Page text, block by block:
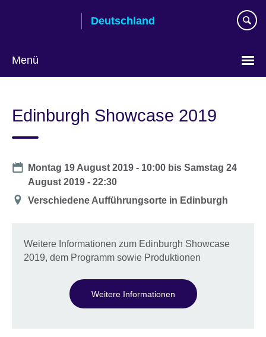
Deutschland
Menü
Edinburgh Showcase 2019
Date
Montag 19 August 2019 - 10:00 bisSamstag 24
August 2019 - 22:30
Location
Verschiedene Aufführungsorte in Edinburgh
Weitere Informationen zum Edinburgh Showcase
2019, dem Programm sowie Produktionen
Weitere Informationen